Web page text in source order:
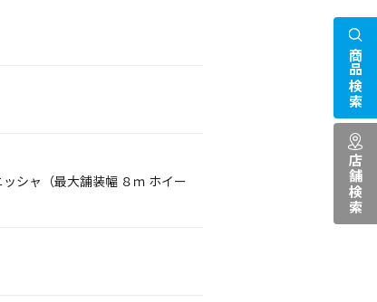
シャ（最大舗装幅 ８ｍ ホイー
商品検索
店舗検索